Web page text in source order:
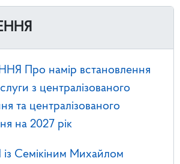
Про намір встановлення
з централізованого
та централізованого
на 2027 рік
Семікіним Михайлом